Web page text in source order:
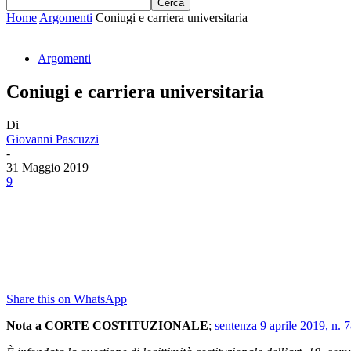
Home Argomenti Coniugi e carriera universitaria
Argomenti
Coniugi e carriera universitaria
Di
Giovanni Pascuzzi
-
31 Maggio 2019
9
Share this on WhatsApp
Nota a CORTE COSTITUZIONALE; sentenza 9 aprile 2019, n.